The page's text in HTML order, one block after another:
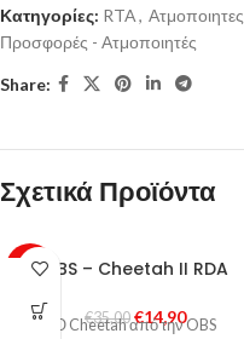
Κατηγορίες: RTA, Ατμοποιητες
Προσφορές - Ατμοποιητές
Share:
Σχετικά Προϊόντα
-57%OBS – Cheetah II RDA
€35,00 €14,90
Ο Cheetah από την OBS